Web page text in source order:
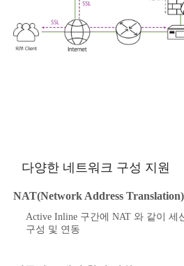
다양한 네트워크 구성 지원
NAT(Network Address
Active Inline 구간에 NAT 와 같이 세
구성 및 연동